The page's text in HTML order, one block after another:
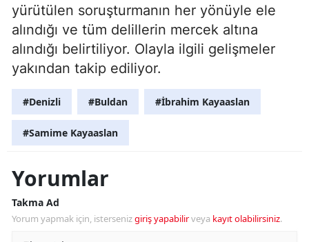
yürütülen soruşturmanın her yönüyle ele
alındığı ve tüm delillerin mercek altına
alındığı belirtiliyor. Olayla ilgili gelişmeler
yakından takip ediliyor.
#Denizli #Buldan #İbrahim Kayaaslan
#Samime Kayaaslan
Yorumlar
Takma Ad
Yorum yapmak için, istersenizgiriş yapabilirveya kayıt olabilirsiniz.